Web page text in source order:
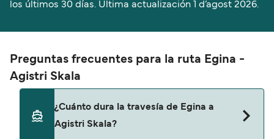
los últimos 30 días. Última actualización
1 d’agost 2026.
Preguntas frecuentes para la ruta Egina -
Agistri Skala
¿Cuánto dura la travesía de Egina a
Agistri Skala?